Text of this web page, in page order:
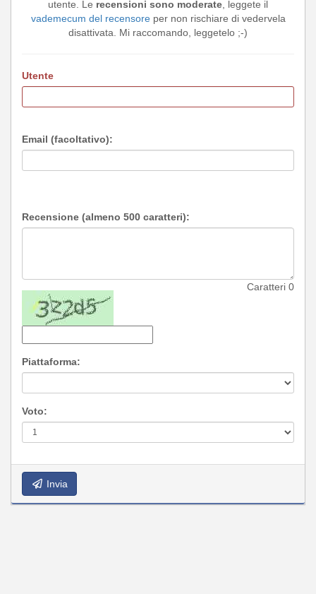
utente. Le recensioni sono moderate , leggete il
vademecum del recensoreper non rischiare di vedervela
disattivata. Mi raccomando, leggetelo ;-)
Utente
Email (facoltativo):
Recensione (almeno 500 caratteri):
Caratteri 0
Piattaforma:
Voto:
Invia